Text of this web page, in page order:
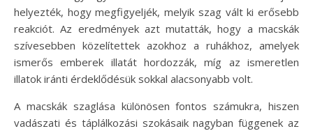
helyezték, hogy megfigyeljék, melyik szag vált ki erősebb
reakciót. Az eredmények azt mutatták, hogy a macskák
szívesebben közelítettek azokhoz a ruhákhoz, amelyek
ismerős emberek illatát hordozzák, míg az ismeretlen
illatok iránti érdeklődésük sokkal alacsonyabb volt.
A macskák szaglása különösen fontos számukra, hiszen
vadászati és táplálkozási szokásaik nagyban függenek az